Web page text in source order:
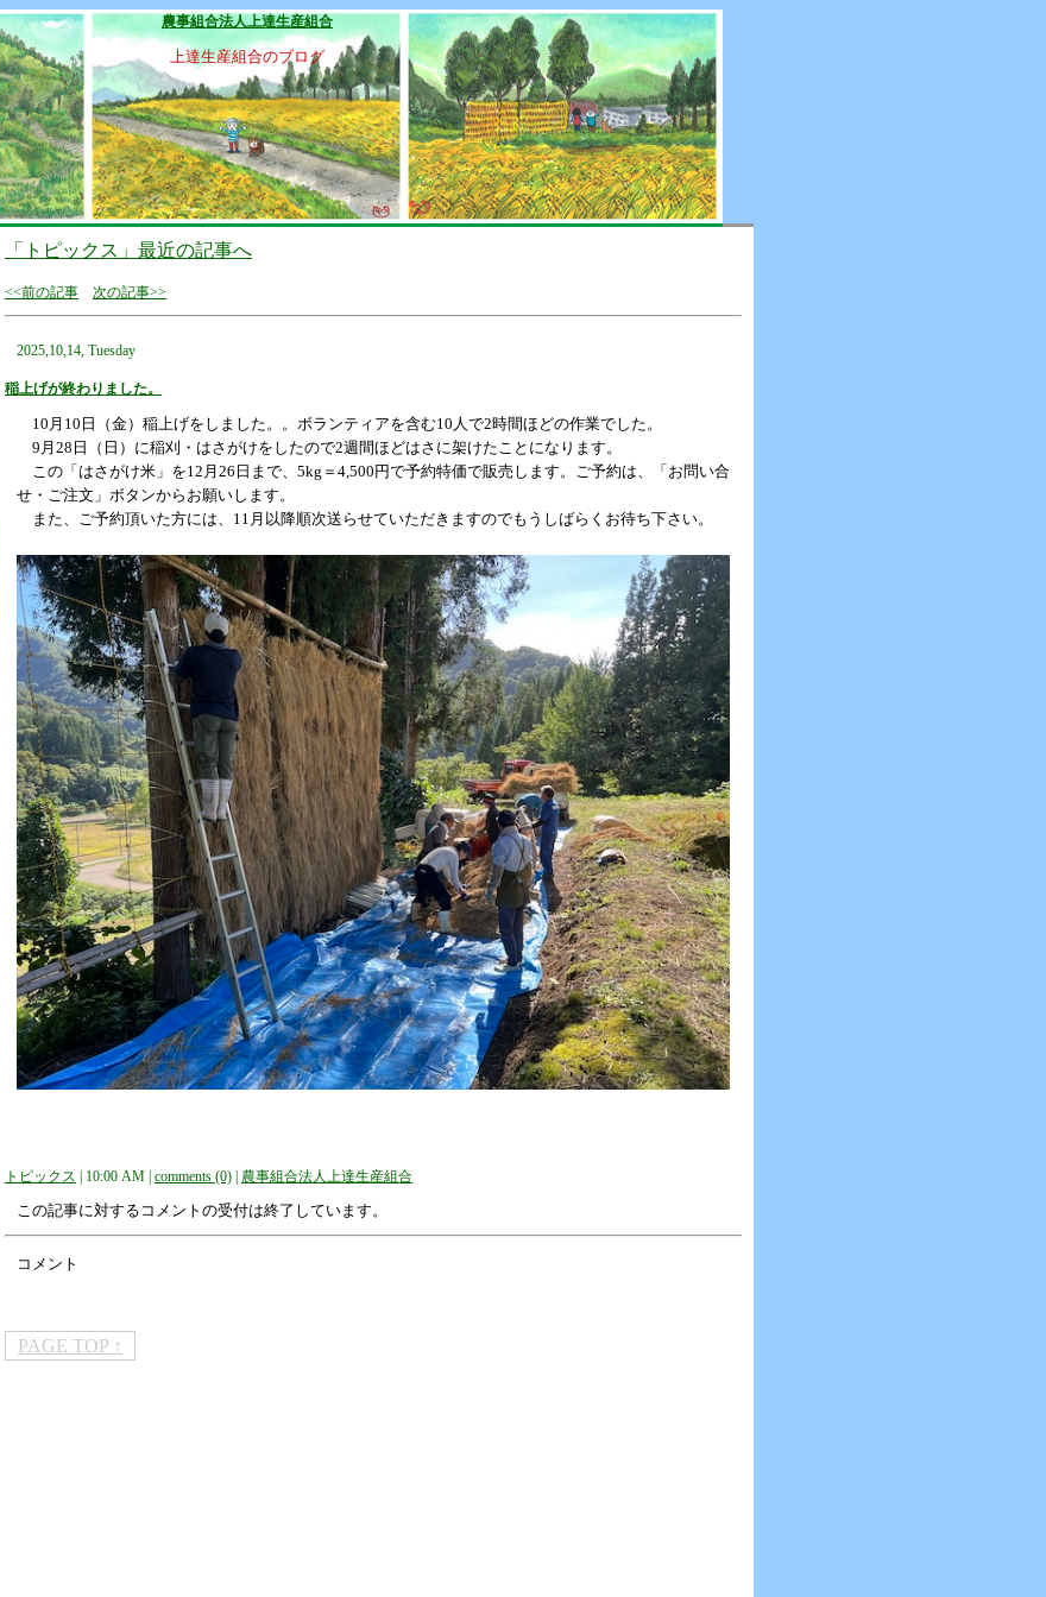
農事組合法人上達生産組合
上達生産組合のブログ
「トピックス」最近の記事へ
<<前の記事 次の記事>>
2025,10,14, Tuesday
稲上げが終わりました。
10月10日（金）稲上げをしました。。ボランティアを含む10人で2時間ほどの作業でした。
9月28日（日）に稲刈・はさがけをしたので2週間ほどはさに架けたことになります。
この「はさがけ米」を12月26日まで、5kg＝4,500円で予約特価で販売します。ご予約は、「お問い合
せ・ご注文」ボタンからお願いします。
また、ご予約頂いた方には、11月以降順次送らせていただきますのでもうしばらくお待ち下さい。
トピックス | 10:00 AM | comments (0) 農事組合法人上達生産組合
この記事に対するコメントの受付は終了しています。
コメント
PAGE TOP ↑